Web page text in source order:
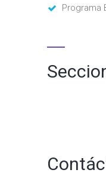
Programa